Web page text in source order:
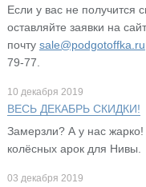
Если у вас не получится
оставляйте заявки на
почту sale@podgotoffka.ru
79-77.
10 декабря 2019
ВЕСЬ ДЕКАБРЬ СКИДКИ!
Замерзли? А у нас
колёсных арок для Нивы.
03 декабря 2019